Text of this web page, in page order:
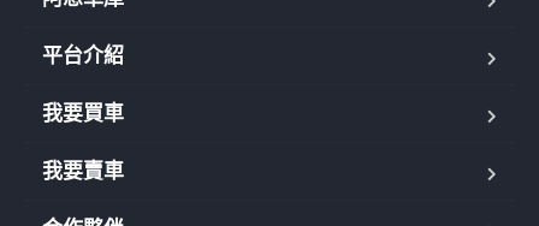
平台介紹
我要買車
我要賣車